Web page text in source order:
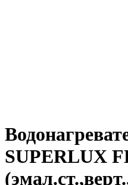
SUPERLUX